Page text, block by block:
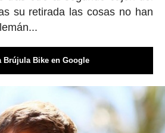
su retirada las cosas no han
Brújula Bike en Google